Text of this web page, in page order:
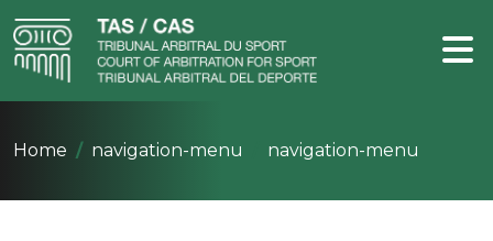
Home navigation-menu navigation-menu